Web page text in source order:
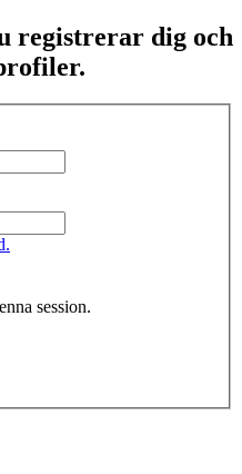
registrerar dig och
session.